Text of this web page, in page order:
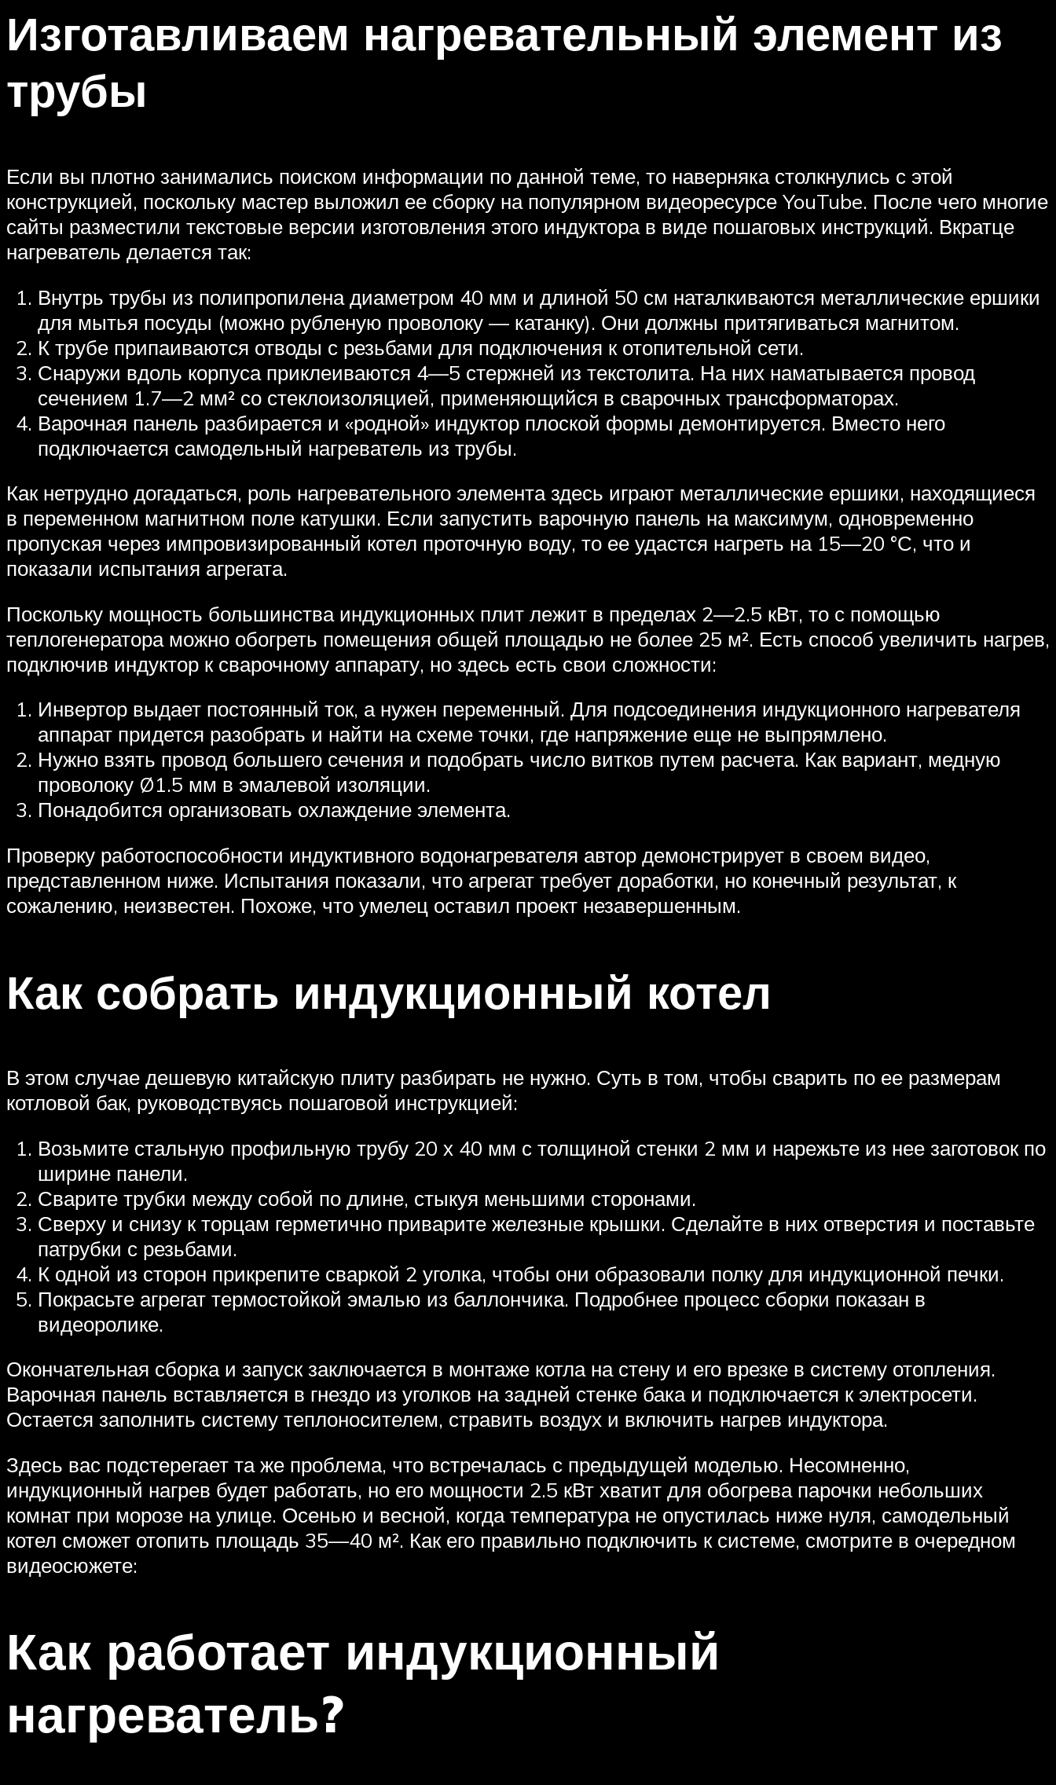
Изготавливаем нагревательный элемент из
трубы
Если вы плотно занимались поиском информации по данной теме, то наверняка столкнулись с этой
конструкцией, поскольку мастер выложил ее сборку на популярном видеоресурсе YouTube. После чего многие
сайты разместили текстовые версии изготовления этого индуктора в виде пошаговых инструкций. Вкратце
нагреватель делается так:
Внутрь трубы из полипропилена диаметром 40 мм и длиной 50 см наталкиваются металлические ершики
для мытья посуды (можно рубленую проволоку — катанку). Они должны притягиваться магнитом.
К трубе припаиваются отводы с резьбами для подключения к отопительной сети.
Снаружи вдоль корпуса приклеиваются 4—5 стержней из текстолита. На них наматывается провод
сечением 1.7—2 мм² со стеклоизоляцией, применяющийся в сварочных трансформаторах.
Варочная панель разбирается и «родной» индуктор плоской формы демонтируется. Вместо него
подключается самодельный нагреватель из трубы.
Как нетрудно догадаться, роль нагревательного элемента здесь играют металлические ершики, находящиеся
в переменном магнитном поле катушки. Если запустить варочную панель на максимум, одновременно
пропуская через импровизированный котел проточную воду, то ее удастся нагреть на 15—20 °С, что и
показали испытания агрегата.
Поскольку мощность большинства индукционных плит лежит в пределах 2—2.5 кВт, то с помощью
теплогенератора можно обогреть помещения общей площадью не более 25 м². Есть способ увеличить нагрев,
подключив индуктор к сварочному аппарату, но здесь есть свои сложности:
Инвертор выдает постоянный ток, а нужен переменный. Для подсоединения индукционного нагревателя
аппарат придется разобрать и найти на схеме точки, где напряжение еще не выпрямлено.
Нужно взять провод большего сечения и подобрать число витков путем расчета. Как вариант, медную
проволоку Ø1.5 мм в эмалевой изоляции.
Понадобится организовать охлаждение элемента.
Проверку работоспособности индуктивного водонагревателя автор демонстрирует в своем видео,
представленном ниже. Испытания показали, что агрегат требует доработки, но конечный результат, к
сожалению, неизвестен. Похоже, что умелец оставил проект незавершенным.
Как собрать индукционный котел
В этом случае дешевую китайскую плиту разбирать не нужно. Суть в том, чтобы сварить по ее размерам
котловой бак, руководствуясь пошаговой инструкцией:
Возьмите стальную профильную трубу 20 х 40 мм с толщиной стенки 2 мм и нарежьте из нее заготовок по
ширине панели.
Сварите трубки между собой по длине, стыкуя меньшими сторонами.
Сверху и снизу к торцам герметично приварите железные крышки. Сделайте в них отверстия и поставьте
патрубки с резьбами.
К одной из сторон прикрепите сваркой 2 уголка, чтобы они образовали полку для индукционной печки.
Покрасьте агрегат термостойкой эмалью из баллончика. Подробнее процесс сборки показан в
видеоролике.
Окончательная сборка и запуск заключается в монтаже котла на стену и его врезке в систему отопления.
Варочная панель вставляется в гнездо из уголков на задней стенке бака и подключается к электросети.
Остается заполнить систему теплоносителем, стравить воздух и включить нагрев индуктора.
Здесь вас подстерегает та же проблема, что встречалась с предыдущей моделью. Несомненно,
индукционный нагрев будет работать, но его мощности 2.5 кВт хватит для обогрева парочки небольших
комнат при морозе на улице. Осенью и весной, когда температура не опустилась ниже нуля, самодельный
котел сможет отопить площадь 35—40 м². Как его правильно подключить к системе, смотрите в очередном
видеосюжете:
Как работает индукционный
нагреватель?